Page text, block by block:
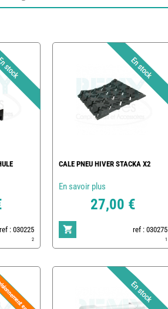
ref : 030225
2
CALE PNEU HIVER STACKA X2
En savoir plus
27,00 €
ref : 030275
1